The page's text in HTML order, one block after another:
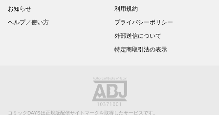
お知らせ
ヘルプ／使い方
利用規約
プライバシーポリシー
外部送信について
特定商取引法の表示
コミックDAYSは正規版配信サイトマークを取得したサービスです。